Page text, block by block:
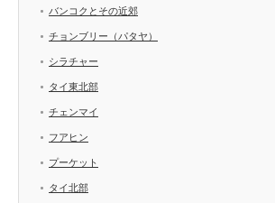
バンコクとその近郊
チョンブリー（パタヤ）
シラチャー
タイ東北部
チェンマイ
フアヒン
プーケット
タイ北部